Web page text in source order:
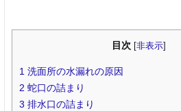
目次 [非表示]
1 洗面所の水漏れの原因
2 蛇口の詰まり
3 排水口の詰まり